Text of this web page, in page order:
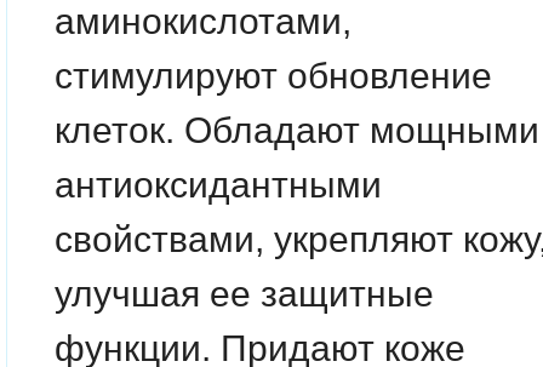
аминокислотами,
стимулируют обновление
клеток. Обладают мощными
антиоксидантными
свойствами, укрепляют
улучшая ее защитные
функции. Придают коже